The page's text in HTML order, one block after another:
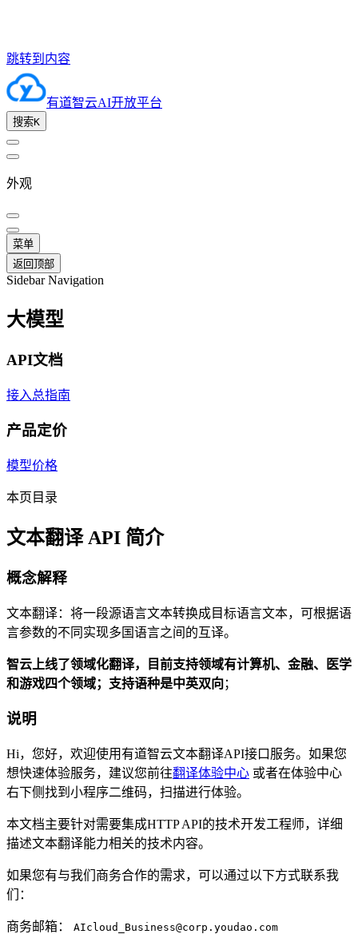
跳转到内容
有道智云AI开放平台
搜索K
外观
菜单
返回顶部
Sidebar Navigation
大模型
API文档
接入总指南
产品定价
模型价格
本页目录
文本翻译 API 简介
概念解释
文本翻译：将一段源语言文本转换成目标语言文本，可根据语
言参数的不同实现多国语言之间的互译。
智云上线了领域化翻译，目前支持领域有计算机、金融、医学
和游戏四个领域；支持语种是中英双向 ；
说明
Hi，您好，欢迎使用有道智云文本翻译API接口服务。如果您
想快速体验服务，建议您前往翻译体验中心 或者在体验中心
右下侧找到小程序二维码，扫描进行体验。
本文档主要针对需要集成HTTP API的技术开发工程师，详细
描述文本翻译能力相关的技术内容。
如果您有与我们商务合作的需求，可以通过以下方式联系我
们：
商务邮箱： AIcloud_Business@corp.youdao.com